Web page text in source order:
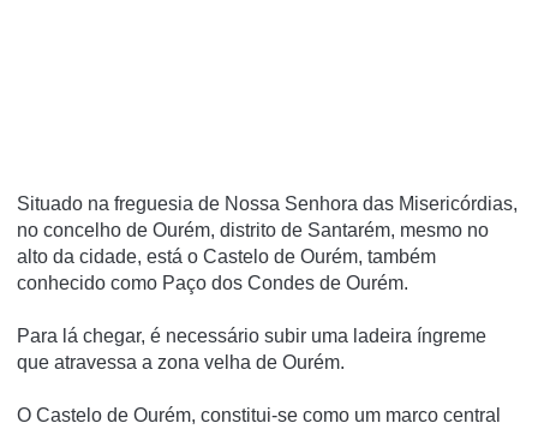
Situado na freguesia de Nossa Senhora das Misericórdias,
no concelho de Ourém, distrito de Santarém, mesmo no
alto da cidade, está o Castelo de Ourém, também
conhecido como Paço dos Condes de Ourém.
Para lá chegar, é necessário subir uma ladeira íngreme
que atravessa a zona velha de Ourém.
O Castelo de Ourém, constitui-se como um marco central